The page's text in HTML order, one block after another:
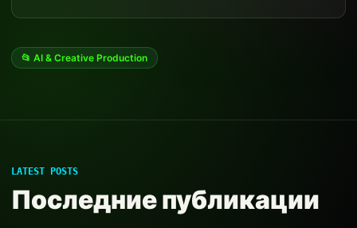
📂 AI & Creative Production
LATEST POSTS
Последние публикации